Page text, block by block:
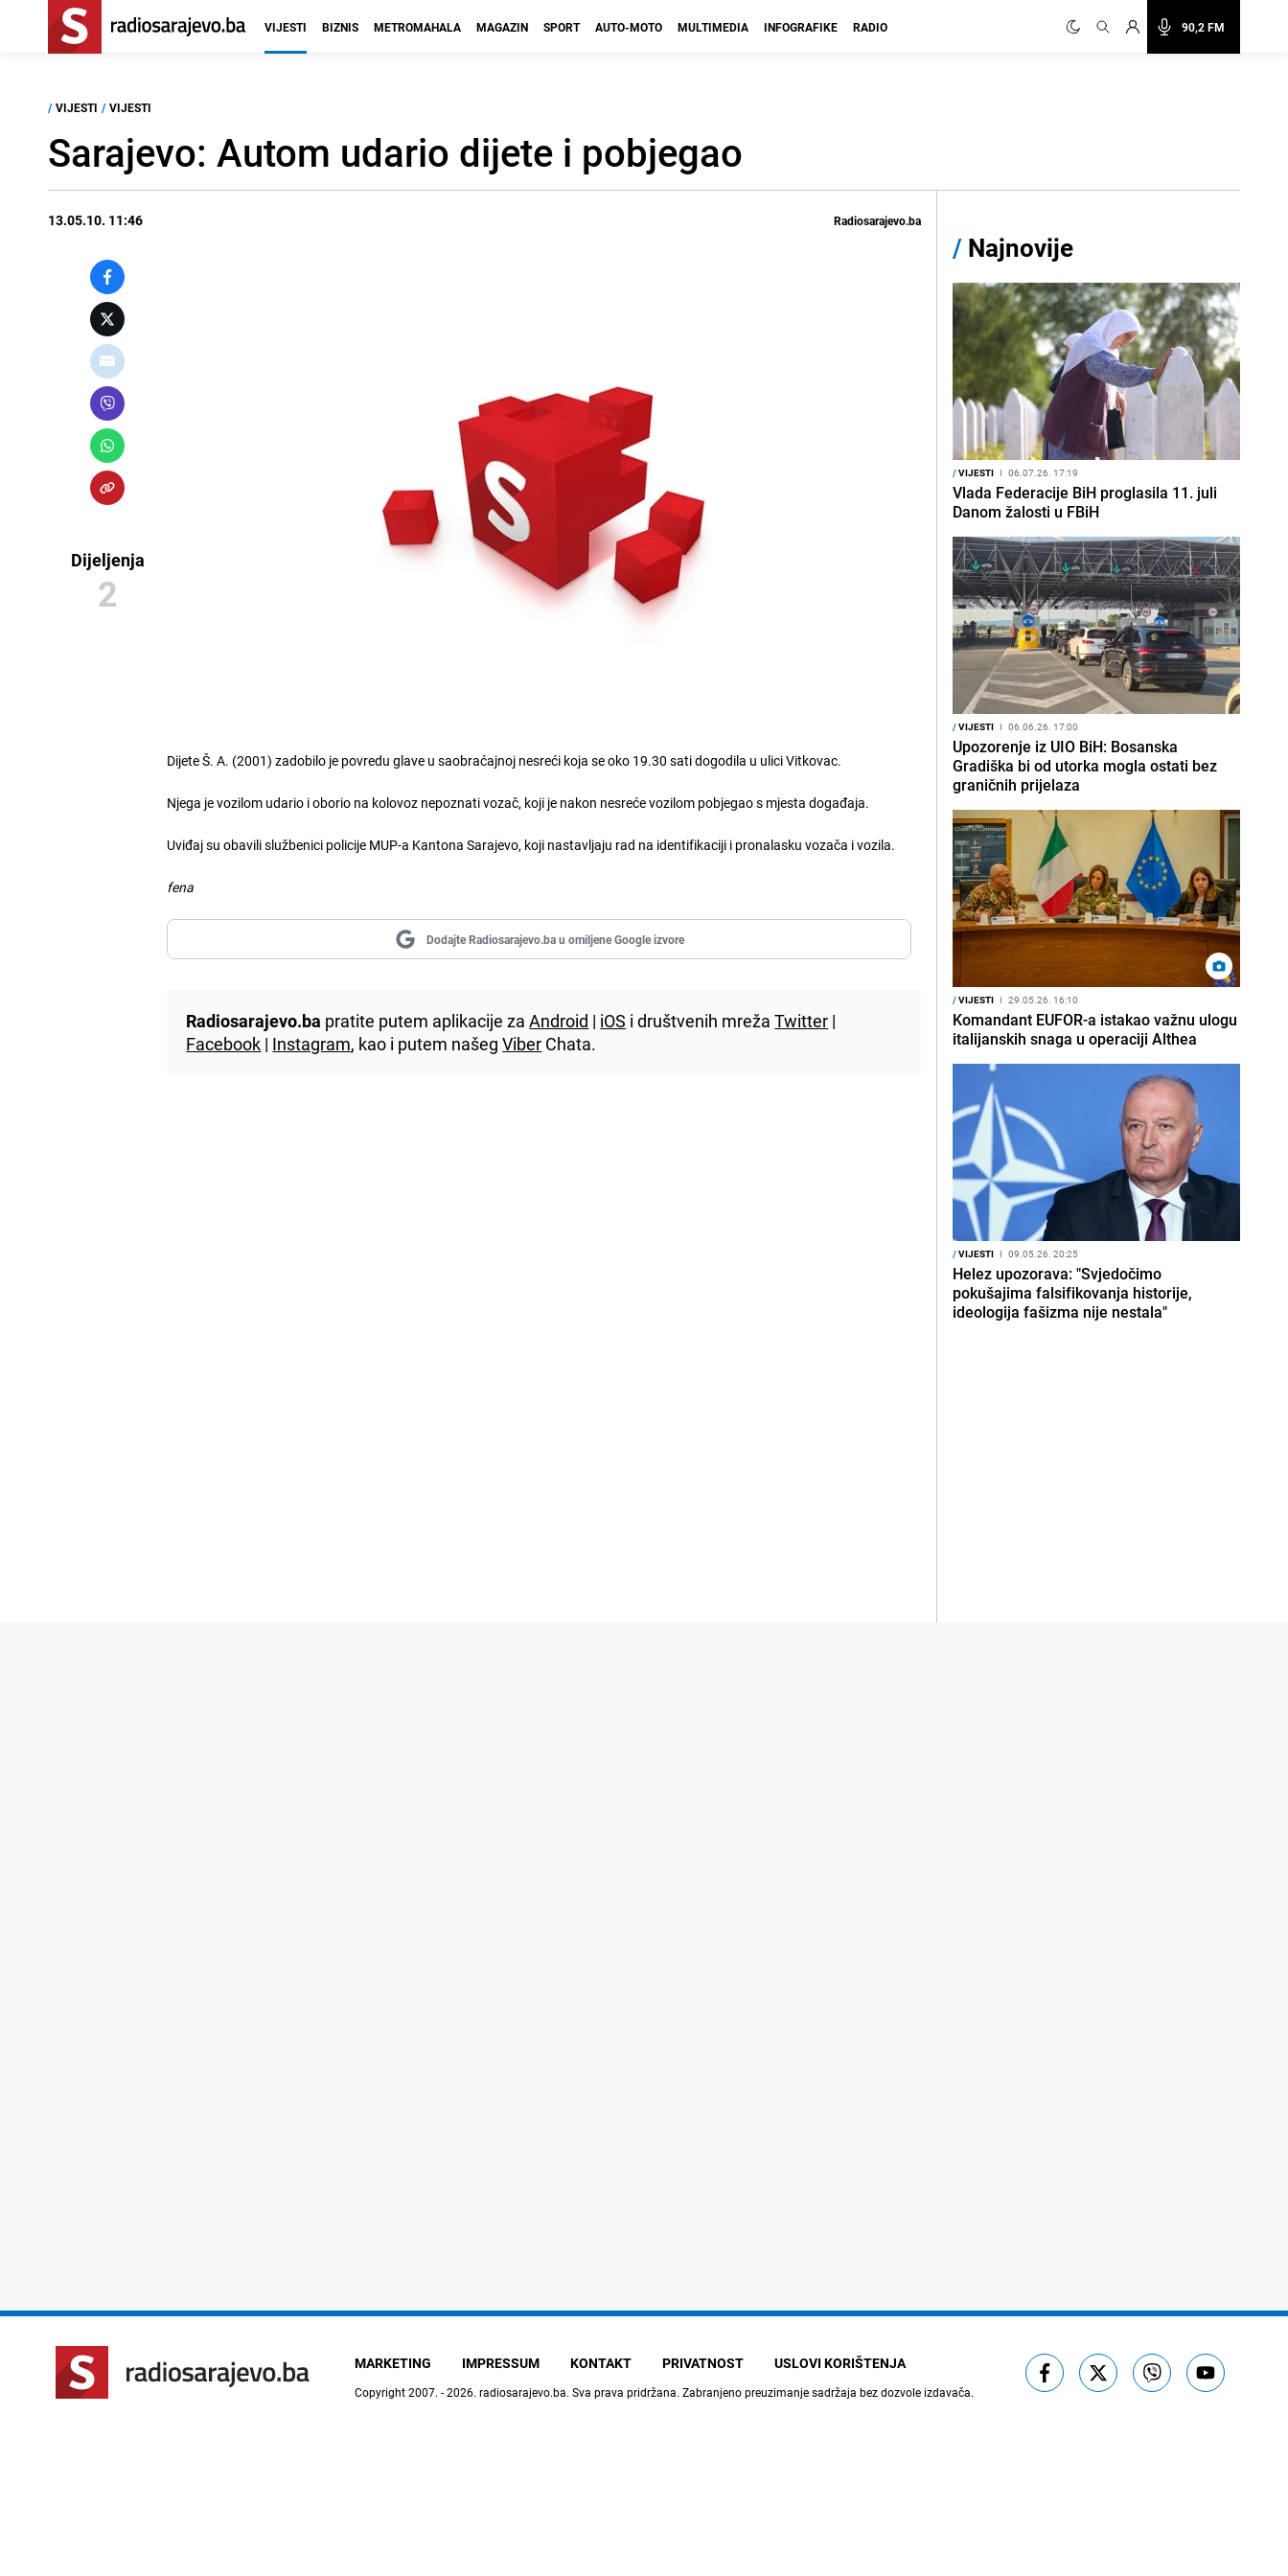
90,2 FM
VIJESTI BIZNIS METROMAHALA MAGAZIN SPORT AUTO-MOTO MULTIMEDIA INFOGRAFIKE RADIO
/ VIJESTI / VIJESTI
Sarajevo: Autom udario dijete i pobjegao
13.05.10. 11:46 Radiosarajevo.ba
Dijeljenja
2
Dijete Š. A. (2001) zadobilo je povredu glave u saobraćajnoj nesreći koja se oko 19.30 sati dogodila u ulici Vitkovac.
Njega je vozilom udario i oborio na kolovoz nepoznati vozač, koji je nakon nesreće vozilom pobjegao s mjesta događaja.
Uviđaj su obavili službenici policije MUP-a Kantona Sarajevo, koji nastavljaju rad na identifikaciji i pronalasku vozača i vozila.
fena
Dodajte Radiosarajevo.ba u omiljene Google izvore
Radiosarajevo.ba pratite putem aplikacije zaAndroid | iOS i društvenih mrežaTwitter |
Facebook | Instagram, kao i putem našegViber Chata.
/ Najnovije
/VIJESTI I 06.07.26. 17:19
Vlada Federacije BiH proglasila 11. juli
Danom žalosti u FBiH
/VIJESTI I 06.06.26. 17:00
Upozorenje iz UIO BiH: Bosanska
Gradiška bi od utorka mogla ostati bez
graničnih prijelaza
/VIJESTI I 29.05.26. 16:10
Komandant EUFOR-a istakao važnu ulogu
italijanskih snaga u operaciji Althea
/VIJESTI I 09.05.26. 20:25
Helez upozorava: "Svjedočimo
pokušajima falsifikovanja historije,
ideologija fašizma nije nestala"
MARKETING IMPRESSUM KONTAKT PRIVATNOST USLOVI KORIŠTENJA
Copyright 2007. - 2026. radiosarajevo.ba. Sva prava pridržana. Zabranjeno preuzimanje sadržaja bez dozvole izdavača.